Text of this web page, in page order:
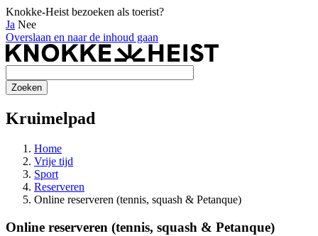
Knokke-Heist bezoeken als toerist?
Ja Nee
Overslaan en naar de inhoud gaan
Kruimelpad
Home
Vrije tijd
Sport
Reserveren
Online reserveren (tennis, squash & Petanque)
Online reserveren (tennis, squash & Petanque)